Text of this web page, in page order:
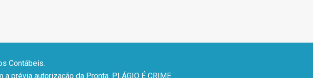
Contábeis.
prévia autorização da Pronta. PLÁGIO É CRIME.